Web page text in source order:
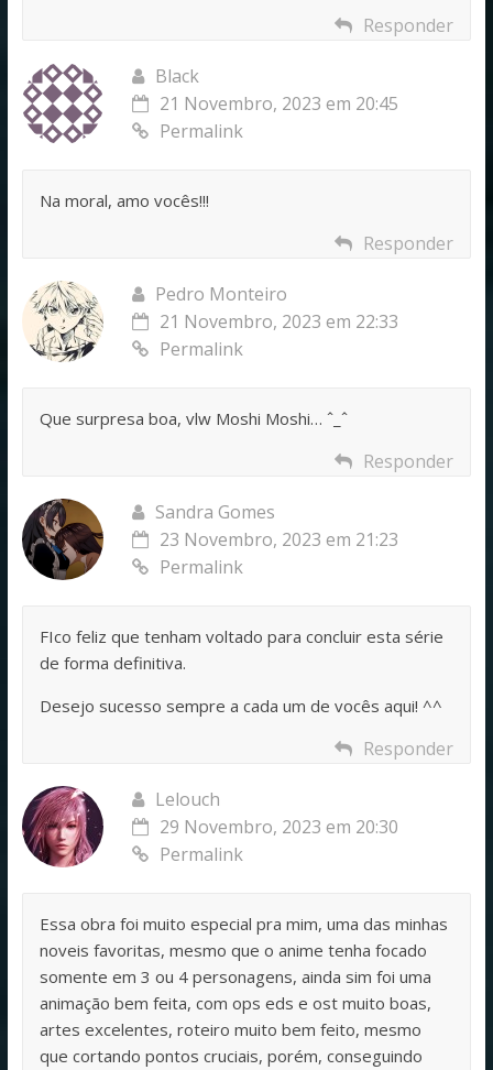
Responder
Black
21 Novembro, 2023 em 20:45
Permalink
Na moral, amo vocês!!!
Responder
Pedro Monteiro
21 Novembro, 2023 em 22:33
Permalink
Que surpresa boa, vlw Moshi Moshi… ˆ_ˆ
Responder
Sandra Gomes
23 Novembro, 2023 em 21:23
Permalink
FIco feliz que tenham voltado para concluir esta série
de forma definitiva.
Desejo sucesso sempre a cada um de vocês aqui! ^^
Responder
Lelouch
29 Novembro, 2023 em 20:30
Permalink
Essa obra foi muito especial pra mim, uma das minhas
noveis favoritas, mesmo que o anime tenha focado
somente em 3 ou 4 personagens, ainda sim foi uma
animação bem feita, com ops eds e ost muito boas,
artes excelentes, roteiro muito bem feito, mesmo
que cortando pontos cruciais, porém, conseguindo